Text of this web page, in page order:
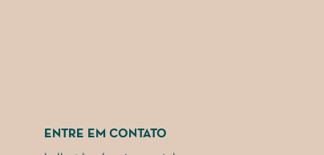
ENTRE EM CONTATO